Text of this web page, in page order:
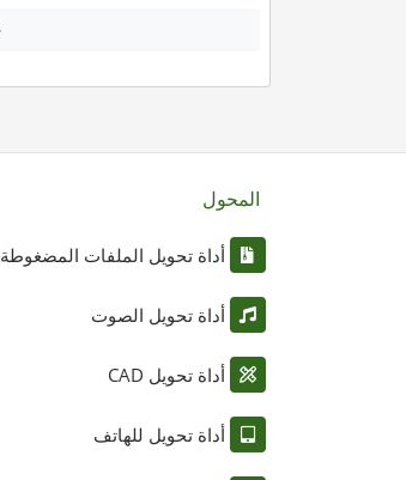
المحول
أداة تحويل الملفات المضغوطة
أداة تحويل الصوت
أداة تحويل CAD
أداة تحويل للهاتف